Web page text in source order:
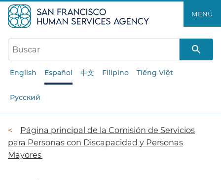
al
contenido
principal​​
MENÚ​​
English Español 中文 Filipino Tiếng Việt
Русский
Ruta
de
navegación​​
Página principal de la Comisión de Servicios
para Personas con Discapacidad y Personas
Mayores​​